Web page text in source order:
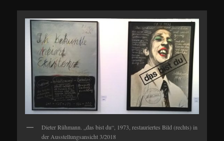
Dieter Rühmann. „das bist du“, 1973, restauriertes Bild (rechts) in
der Ausstellungsansicht 3/2018